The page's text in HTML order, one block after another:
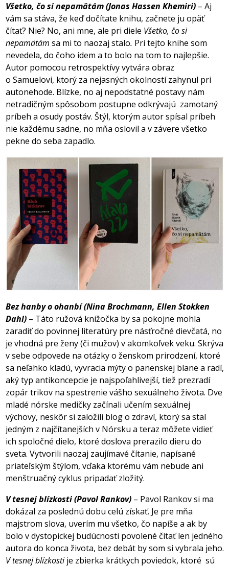
Všetko, čo si nepamätám (Jonas Hassen Khemiri) – Aj
vám sa stáva, že keď dočítate knihu, začnete ju opäť
čítať? Nie? No, ani mne, ale pri diele Všetko, čo si
nepamätám sa mi to naozaj stalo. Pri tejto knihe som
nevedela, do čoho idem a to bolo na tom to najlepšie.
Autor pomocou retrospektívy vytvára obraz
o Samuelovi, ktorý za nejasných okolností zahynul pri
autonehode. Blízke, no aj nepodstatné postavy nám
netradičným spôsobom postupne odkrývajú zamotaný
príbeh a osudy postáv. Štýl, ktorým autor spísal príbeh
nie každému sadne, no mňa oslovil a v závere všetko
pekne do seba zapadlo.
Bez hanby o ohanbí (Nina Brochmann, Ellen Stokken
Dahl) – Táto ružová knižočka by sa pokojne mohla
zaradiť do povinnej literatúry pre násťročné dievčatá, no
je vhodná pre ženy (či mužov) v akomkoľvek veku. Skrýva
v sebe odpovede na otázky o ženskom prirodzení, ktoré
sa neľahko kladú, vyvracia mýty o panenskej blane a radí,
aký typ antikoncepcie je najspoľahlivejší, tiež prezradí
zopár trikov na spestrenie vášho sexuálneho života. Dve
mladé nórske medičky začínali učením sexuálnej
výchovy, neskôr si založili blog o zdraví, ktorý sa stal
jedným z najčítanejších v Nórsku a teraz môžete vidieť
ich spoločné dielo, ktoré doslova prerazilo dieru do
sveta. Vytvorili naozaj zaujímavé čítanie, napísané
priateľským štýlom, vďaka ktorému vám nebude ani
menštruačný cyklus pripadať zložitý.
V tesnej blízkosti (Pavol Rankov) – Pavol Rankov si ma
dokázal za poslednú dobu celú získať. Je pre mňa
majstrom slova, uverím mu všetko, čo napíše a ak by
bolo v dystopickej budúcnosti povolené čítať len jedného
autora do konca života, bez debát by som si vybrala jeho.
V tesnej blízkostije zbierka krátkych poviedok, ktoré sú